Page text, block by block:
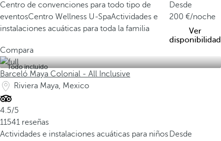
Centro de convenciones para todo tipo de
eventosCentro Wellness U-SpaActividades e
instalaciones acuáticas para toda la familia
Desde
200
/noche
Ver
disponibilidad
Compara
Todo incluido
Barceló Maya Colonial - All Inclusive
Riviera Maya, Mexico
4.5/5
11541 reseñas
Actividades e instalaciones acuáticas para niños Desde